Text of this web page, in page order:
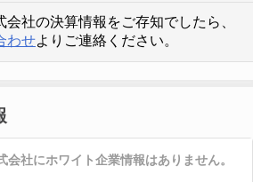
社の決算情報をご存知でしたら、
わせよりご連絡ください。
会社にホワイト企業情報はありません。